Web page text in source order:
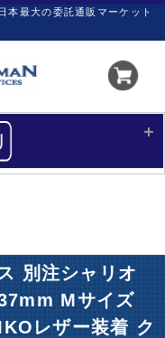
最大の委託通販マーケット
ージ
ウン
別注シャリオ
Mサイズ
レザー装着 ク